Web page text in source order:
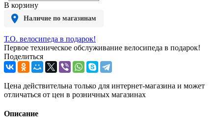
В корзину
Наличие по магазинам
Т.О. велосипеда в подарок!
Первое техническое обслуживание велосипеда в подарок!
Поделиться
Цена действительна только для интернет-магазина и может
отличаться от цен в розничных магазинах
Описание